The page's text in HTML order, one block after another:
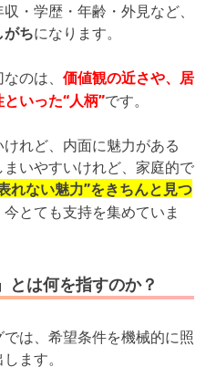
・学歴・年齢・外見など、
がちになります。
のは、 価値観の近さや、居
いった“人柄”です。
けれど、内面に魅力がある
いやすいけれど、家庭的で
れない魅力”をきちんと見つ
今とても支持を集めていま
とは何を指すのか？
は、希望条件を機械的に照
ます。